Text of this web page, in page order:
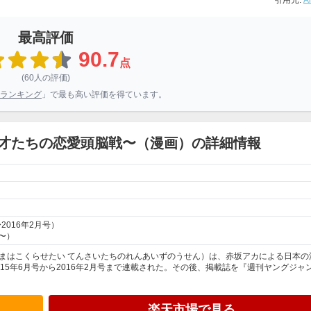
最高評価
90.7点
(60人の評価)
ンキング 」で最も高い評価を得ています。
たちの恋愛頭脳戦〜（漫画）の詳細情報
年2月号）
）
こくらせたい てんさいたちのれんあいずのうせん）は、赤坂アカによる日本の
年6月号から2016年2月号まで連載された。その後、掲載誌を『週刊ヤングジャ